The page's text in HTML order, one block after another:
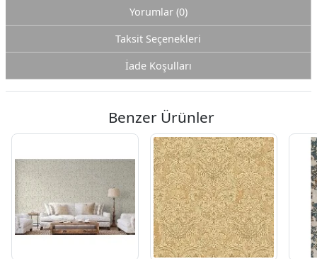
Yorumlar (0)
Taksit Seçenekleri
İade Koşulları
Benzer Ürünler